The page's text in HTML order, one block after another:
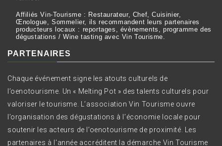
Affiliés Vin-Tourisme : Restaurateur, Chef, Cuisinier,
Œnologue, Sommelier, ils recommandent leurs partenaires
producteurs locaux : reportages, évènements, programme des
dégustations / Wine tasting avec Vin Tourisme.
PARTENAIRES
Chaque événement signe les atouts culturels de
l’oenotourisme. Un « Melting Pot » des talents culturels pour
valoriser le tourisme. L’association Vin Tourisme ouvre
l’organisation des dégustations à l’économie locale pour
soutenir les acteurs de l’oenotourisme de proximité. Les
partenaires à l'année accréditent la démarche Vin Tourisme